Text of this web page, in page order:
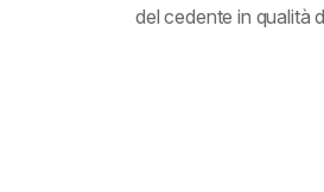
del cedente in qualità